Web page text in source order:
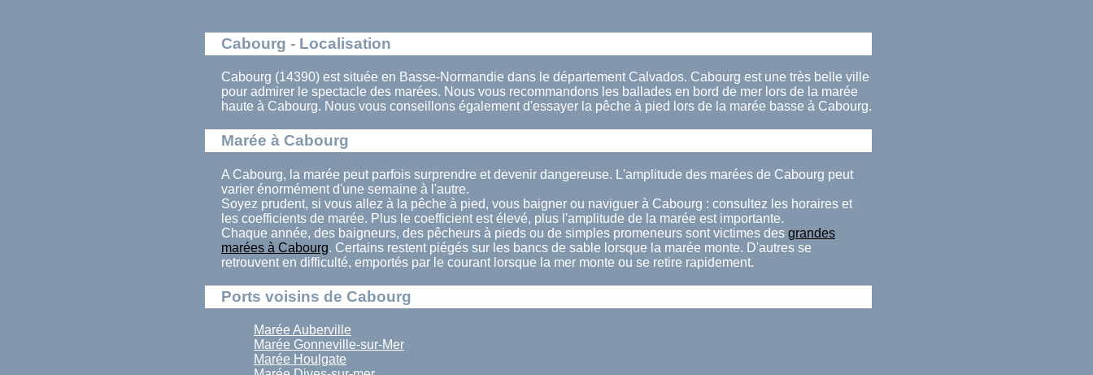
Cabourg - Localisation
Cabourg (14390) est située en Basse-Normandie dans le département Calvados. Cabourg est une très belle ville
pour admirer le spectacle des marées. Nous vous recommandons les ballades en bord de mer lors de la marée
haute à Cabourg. Nous vous conseillons également d'essayer la pêche à pied lors de la marée basse à Cabourg.
Marée à Cabourg
A Cabourg, la marée peut parfois surprendre et devenir dangereuse. L'amplitude des marées de Cabourg peut
varier énormément d'une semaine à l'autre.
Soyez prudent, si vous allez à la pêche à pied, vous baigner ou naviguer à Cabourg : consultez les horaires et
les coefficients de marée. Plus le coefficient est élevé, plus l'amplitude de la marée est importante.
Chaque année, des baigneurs, des pêcheurs à pieds ou de simples promeneurs sont victimes des grandes
marées à Cabourg. Certains restent piégés sur les bancs de sable lorsque la marée monte. D'autres se
retrouvent en difficulté, emportés par le courant lorsque la mer monte ou se retire rapidement.
Ports voisins de Cabourg
Marée Auberville
Marée Gonneville-sur-Mer
Marée Houlgate